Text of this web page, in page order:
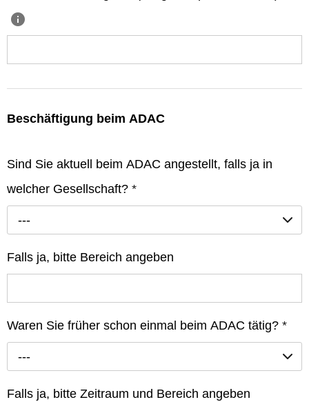
Beschäftigung beim ADAC
Sind Sie aktuell beim ADAC angestellt, falls ja in
welcher Gesellschaft? *
---
Falls ja, bitte Bereich angeben
Waren Sie früher schon einmal beim ADAC tätig? *
---
Falls ja, bitte Zeitraum und Bereich angeben